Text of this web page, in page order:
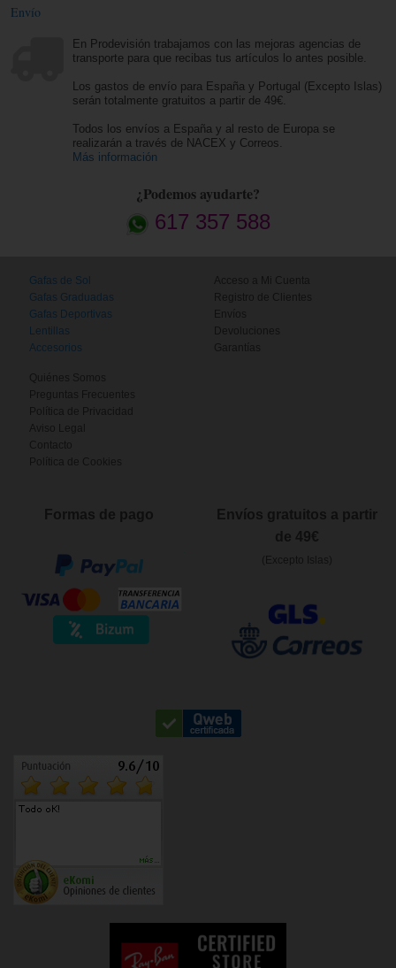
Envío
En Prodevisión trabajamos con las mejoras agencias de
transporte para que recibas tus artículos lo antes posible.
Los gastos de envío para España y Portugal (Excepto Islas)
serán totalmente gratuitos a partir de 49€.
Todos los envíos a España y al resto de Europa se
realizarán a través de NACEX y Correos.
Más información
¿Podemos ayudarte?
617 357 588
Gafas de Sol
Gafas Graduadas
Gafas Deportivas
Lentillas
Accesorios
Acceso a Mi Cuenta
Registro de Clientes
Envíos
Devoluciones
Garantías
Quiénes Somos
Preguntas Frecuentes
Política de Privacidad
Aviso Legal
Contacto
Política de Cookies
Formas de pago
Envíos gratuitos a partir
de 49€
(Excepto Islas)